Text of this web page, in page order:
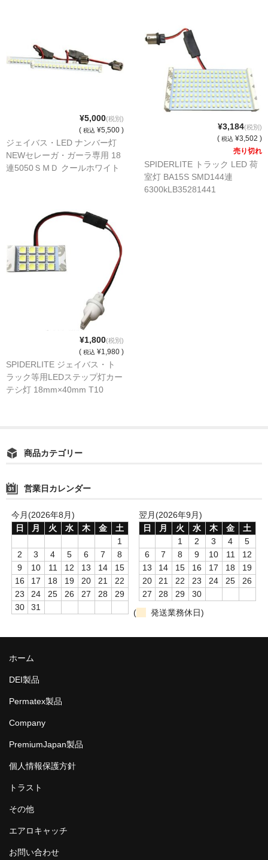
¥5,000(税別)
( 税込 ¥5,500 )
ジェイバス・LED ナンバー灯
NEWセレーガ・ガーラ専用 18
連5050ＳＭＤ クールホワイト
¥3,184(税別)
( 税込 ¥3,502 )
売り切れ
SPIDERLITE トラック LED 荷
室灯 BA15S SMD144連
6300kLB35281441
¥1,800(税別)
( 税込 ¥1,980 )
SPIDERLITE ジェイバス・ト
ラック等用LEDステップ灯カー
テシ灯 18mm×40mm T10
商品カテゴリー
営業日カレンダー
今月(2026年8月)
日
月 火 水 木 金
土
1
2
3 4 5 6 7
8
9
10 11 12 13 14
15
16
17 18 19 20 21
22
23
24 25 26 27 28
29
30
31
翌月(2026年9月)
日
月 火 水 木 金
土
1
2 3 4
5
6
7 8 9 10 11
12
13
14 15 16 17 18
19
20
21 22 23 24 25
26
27
28 29
30
(
発送業務休日)
ホーム
DEI製品
Permatex製品
Company
PremiumJapan製品
個人情報保護方針
トラスト
その他
エアロキャッチ
お問い合わせ